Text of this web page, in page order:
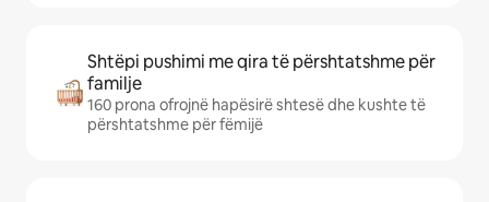
Shtëpi pushimi me qira të përshtatshme për
familje
160 prona ofrojnë hapësirë shtesë dhe kushte të
përshtatshme për fëmijë